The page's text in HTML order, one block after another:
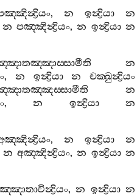
, න ඉන්‍ද්‍රියා
න
න පඤ‍්ඤින්‍ද්‍රියං,න ඉන්‍ද්‍රියා න
න
, න ඉන්‍ද්‍රියා න
චක‍්ඛුන්‍ද්‍රියං
න
,න ඉන්‍ද්‍රියා
න
, න ඉන්‍ද්‍රියා
න
න අඤ‍්ඤින්‍ද්‍රියං,න ඉන්‍ද්‍රියා න
,න ඉන්‍ද්‍රියා න